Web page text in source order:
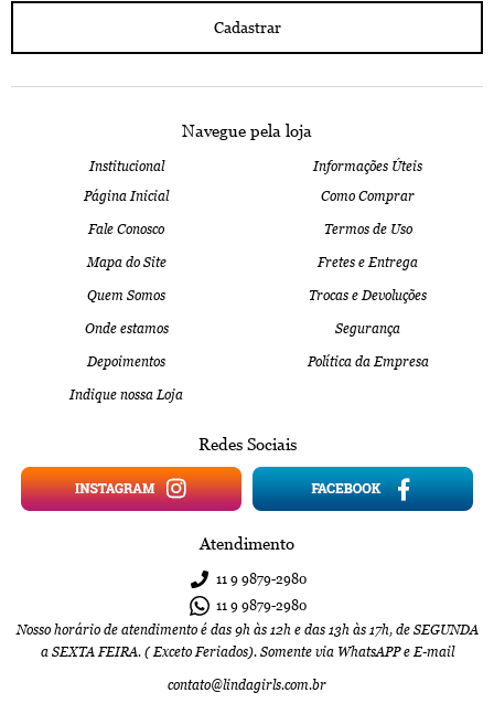
Cadastrar
Navegue pela loja
Institucional
Página Inicial
Fale Conosco
Mapa do Site
Quem Somos
Onde estamos
Depoimentos
Indique nossa Loja
Informações Úteis
Como Comprar
Termos de Uso
Fretes e Entrega
Trocas e Devoluções
Segurança
Política da Empresa
Redes Sociais
Atendimento
11 99879-2980
11 99879-2980
Nosso horário de atendimento é das 9h às 12h e das 13h às 17h, de SEGUNDA
a SEXTA FEIRA. ( Exceto Feriados). Somente via WhatsAPP e E-mail
contato@lindagirls.com.br